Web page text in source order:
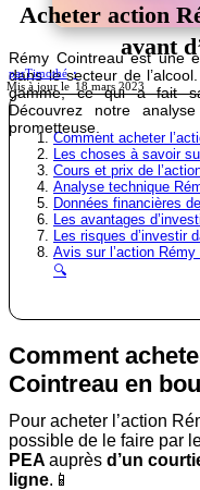
Acheter action
avant
Rémy Cointreau est une
dans le secteur de
gamme, ce qui a fait
Découvrez notre
prometteuse.
parTimothé
18 mars 2023
Comment acheter
Les choses à savoir
Cours et prix de
Analyse technique
Données financières
Les avantages
Les risques d’investir
Avis sur l’action
🔍
Comment
Cointreau en
Pour acheter l’action
possible de le faire par
PEA auprès d’un
ligne.📱